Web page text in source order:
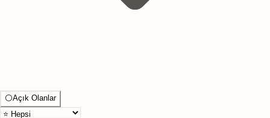
⚪Açık Olanlar